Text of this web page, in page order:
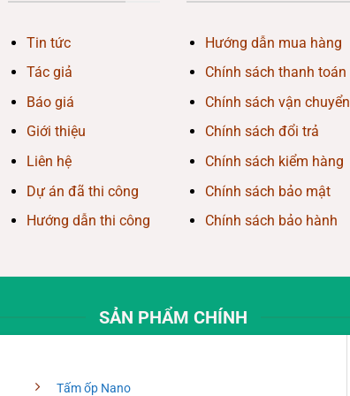
Tin tức
Tác giả
Báo giá
Giới thiệu
Liên hệ
Dự án đã thi công
Hướng dẫn thi công
Hướng dẫn mua hàng
Chính sách thanh toán
Chính sách vận chuyển
Chính sách đổi trả
Chính sách kiểm hàng
Chính sách bảo mật
Chính sách bảo hành
SẢN PHẨM CHÍNH
Tấm ốp Nano